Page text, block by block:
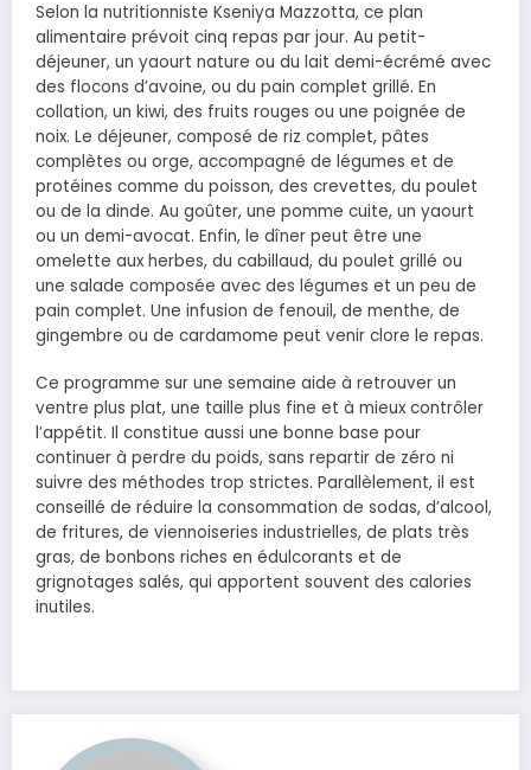
Selon la nutritionniste Kseniya Mazzotta, ce plan
alimentaire prévoit cinq repas par jour. Au petit-
déjeuner, un yaourt nature ou du lait demi-écrémé avec
des flocons d’avoine, ou du pain complet grillé. En
collation, un kiwi, des fruits rouges ou une poignée de
noix. Le déjeuner, composé de riz complet, pâtes
complètes ou orge, accompagné de légumes et de
protéines comme du poisson, des crevettes, du poulet
ou de la dinde. Au goûter, une pomme cuite, un yaourt
ou un demi-avocat. Enfin, le dîner peut être une
omelette aux herbes, du cabillaud, du poulet grillé ou
une salade composée avec des légumes et un peu de
pain complet. Une infusion de fenouil, de menthe, de
gingembre ou de cardamome peut venir clore le repas.
Ce programme sur une semaine aide à retrouver un
ventre plus plat, une taille plus fine et à mieux contrôler
l’appétit. Il constitue aussi une bonne base pour
continuer à perdre du poids, sans repartir de zéro ni
suivre des méthodes trop strictes. Parallèlement, il est
conseillé de réduire la consommation de sodas, d’alcool,
de fritures, de viennoiseries industrielles, de plats très
gras, de bonbons riches en édulcorants et de
grignotages salés, qui apportent souvent des calories
inutiles.